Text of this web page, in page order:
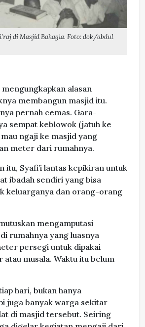
di Masjid Bahagia. Foto: dok/abdul
mengungkapkan alasan
membangun masjid itu.
pernah cemas. Gara-
sempat keblowok (jatuh ke
ngaji ke masjid yang
meter dari rumahnya.
itu, Syafi’i lantas kepikiran untuk
ibadah sendiri yang bisa
keluarganya dan orang-orang
mengamputasi
rumahnya yang luasnya
persegi untuk dipakai
atau musala. Waktu itu belum
hari, bukan hanya
juga banyak warga sekitar
di masjid tersebut. Seiring